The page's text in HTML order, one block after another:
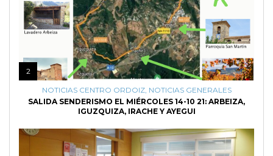
2
NOTICIAS CENTRO ORDOIZ, NOTICIAS GENERALES
SALIDA SENDERISMO EL MIÉRCOLES 14-10 21: ARBEIZA,
IGUZQUIZA, IRACHE Y AYEGUI